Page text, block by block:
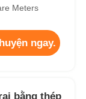
Meters
ngay.
bằng thép